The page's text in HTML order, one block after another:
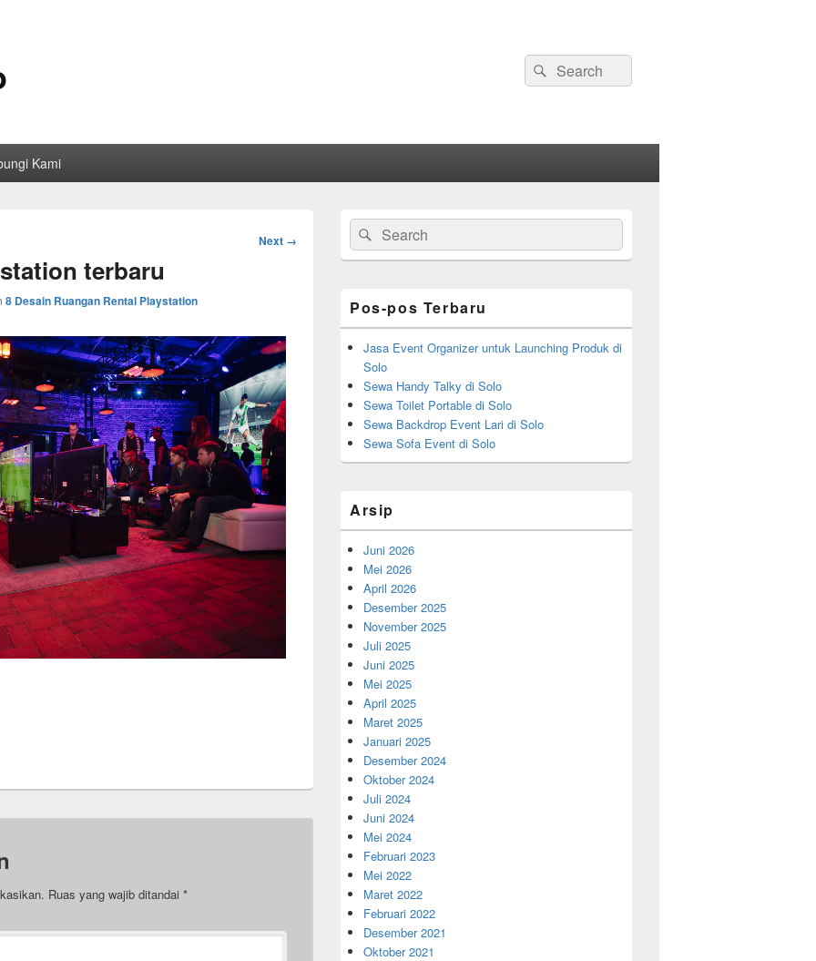
Search
for:
Search
Kami
Image
Next →
terbaru
8 Desain Ruangan Rental Playstation
Ruas yang wajib ditandai *
Primary
Sidebar
Widget
Area
Search
for:
Search
Pos-pos Terbaru
Jasa Event Organizer untuk Launching Produk di
Solo
Sewa Handy Talky di Solo
Sewa Toilet Portable di Solo
Sewa Backdrop Event Lari di Solo
Sewa Sofa Event di Solo
Arsip
Juni 2026
Mei 2026
April 2026
Desember 2025
November 2025
Juli 2025
Juni 2025
Mei 2025
April 2025
Maret 2025
Januari 2025
Desember 2024
Oktober 2024
Juli 2024
Juni 2024
Mei 2024
Februari 2023
Mei 2022
Maret 2022
Februari 2022
Desember 2021
Oktober 2021